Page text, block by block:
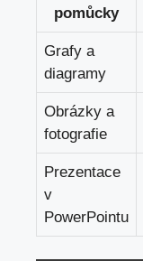
pomůcky
Grafy a
diagramy
Obrázky a
fotografie
Prezentace
v
PowerPointu